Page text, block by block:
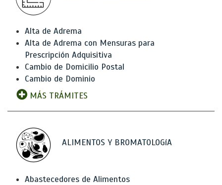
Alta de Adrema
Alta de Adrema con Mensuras para
Prescripción Adquisitiva
Cambio de Domicilio Postal
Cambio de Dominio
MÁS TRÁMITES
ALIMENTOS Y BROMATOLOGíA
Abastecedores de Alimentos